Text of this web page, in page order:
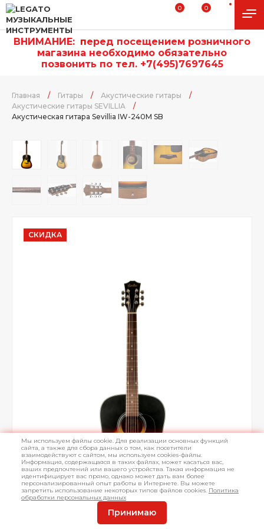
0 0
ВНИМАНИЕ: перед посещением розничного
магазина необходимо обязательно
позвонить по тел. +7(495)7697645
Главная / Гитары / Акустические гитары
/
Акустические гитары SEVILLIA
/
Акустическая гитара Sevillia IW-240M SB
СКИДКА
Мы используем файлы cookie. Для реализации основных функций
сайта, а также для сбора данных о том, как посетители
взаимодействуют с сайтом, мы используем cookies-файлы.
Информация, содержащаяся в таких файлах, может касаться вас,
ваших предпочтений или вашего устройства. Такая информация не
идентифицирует вас прямо, однако может дать вам более
персонализированный опыт работы в Интернете. Вы можете
запретить использование некоторых типов файлов cookies. Политика
обработки персональных данных
Принимаю